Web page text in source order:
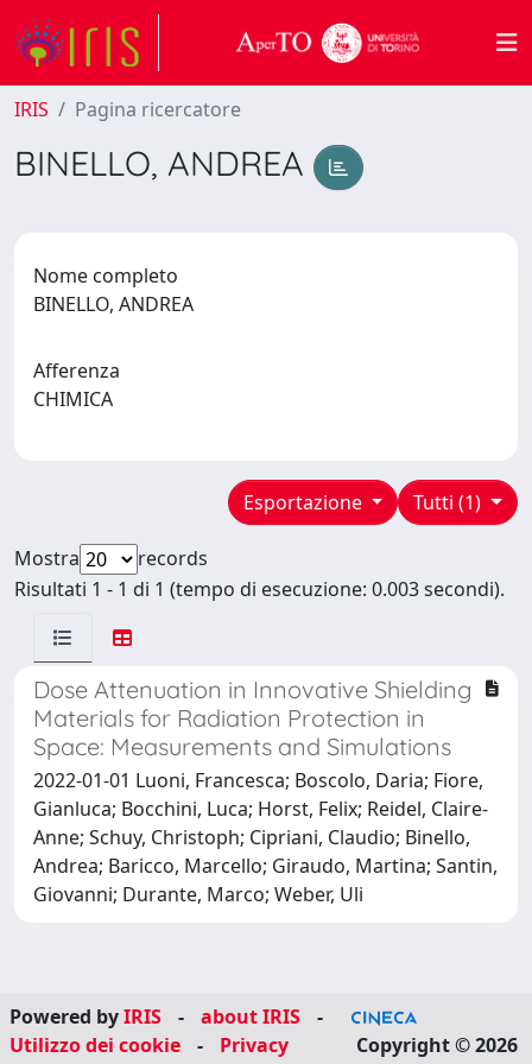
IRIS Pagina ricercatore
BINELLO, ANDREA
Nome completo
BINELLO, ANDREA
Afferenza
CHIMICA
Tutti (1)
Esportazione
Mostra
records
Risultati 1 - 1 di 1 (tempo di esecuzione: 0.003 secondi).
Dose Attenuation in Innovative Shielding
Materials for Radiation Protection in
Space: Measurements and Simulations
2022-01-01 Luoni, Francesca; Boscolo, Daria; Fiore,
Gianluca; Bocchini, Luca; Horst, Felix; Reidel, Claire-
Anne; Schuy, Christoph; Cipriani, Claudio; Binello,
Andrea; Baricco, Marcello; Giraudo, Martina; Santin,
Giovanni; Durante, Marco; Weber, Uli
Powered byIRIS - about IRIS
-
Utilizzo dei cookie
- Privacy Copyright © 2026